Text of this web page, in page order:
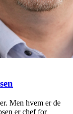
Men hvem er de
er chef for